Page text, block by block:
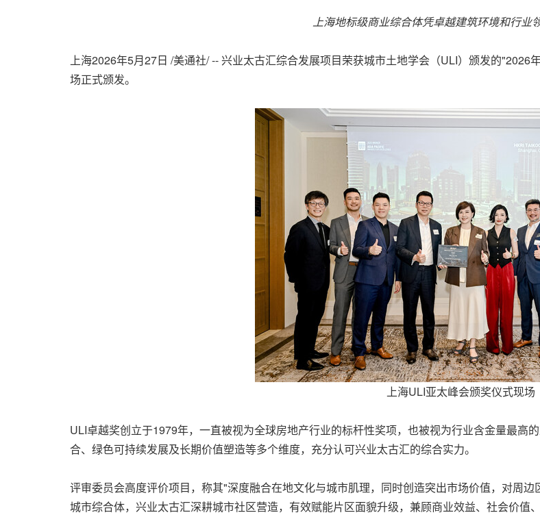
上海地标级商业综合体凭卓越建筑环境和行业
上海2026年5月27日 /美通社/ -- 兴业太古汇综合发展项目荣获城市土地学会（ULI）颁发的
场正式颁发。
上海ULI亚太峰会颁奖仪式现场
ULI卓越奖创立于1979年，一直被视为全球房地产行业的标杆性奖项，也被视为行业含金量最高
合、绿色可持续发展及长期价值塑造等多个维度，充分认可兴业太古汇的综合实力。
评审委员会高度评价项目，称其"深度融合在地文化与城市肌理，同时创造突出市场价值，对周
城市综合体，兴业太古汇深耕城市社区营造，有效赋能片区面貌升级，兼顾商业效益、社会价